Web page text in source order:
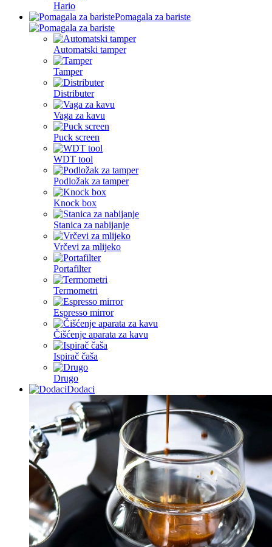
Hario
Pomagala za bariste
Automatski tamper
Tamper
Distributer
Vaga za kavu
Puck screen
WDT tool
Podložak za tamper
Knock box
Stanica za nabijanje
Vrčevi za mlijeko
Portafilter
Termometri
Espresso mirror
Čišćenje aparata za kavu
Ispirač čaša
Drugo
Dodaci